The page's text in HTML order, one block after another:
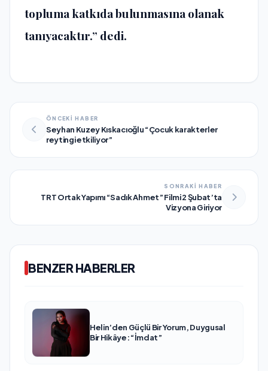
topluma katkıda bulunmasına olanak
tanıyacaktır.” dedi.
ÖNCEKİ HABER
Seyhan Kuzey Kıskacıoğlu “Çocuk karakterler
reytingi etkiliyor”
SONRAKİ HABER
TRT Ortak Yapımı “Sadık Ahmet” Filmi 2 Şubat’ta
Vizyona Giriyor
BENZER HABERLER
Helin’den Güçlü Bir Yorum, Duygusal
Bir Hikâye: “İmdat”